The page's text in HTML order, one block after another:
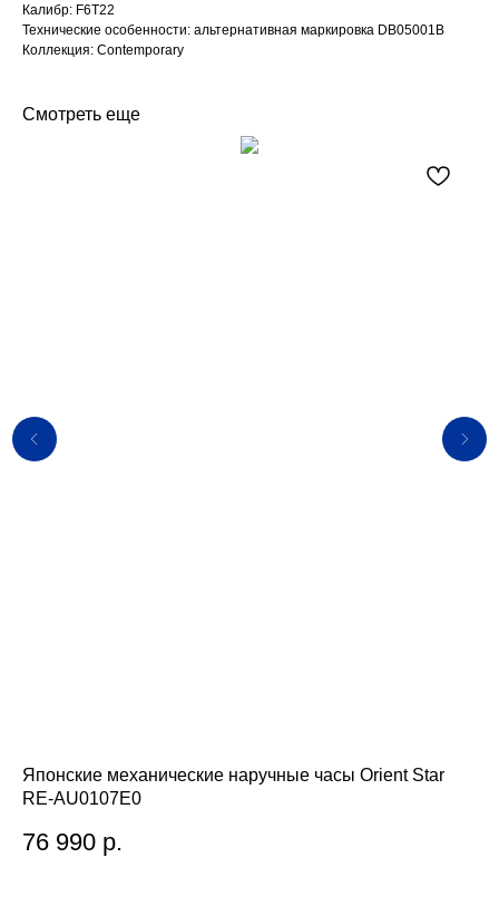
Калибр: F6T22
Технические особенности: альтернативная маркировка DB05001B
Коллекция: Contemporary
Смотреть еще
Японские механические наручные часы Orient Star
RE-AU0107E0
76 990 р.